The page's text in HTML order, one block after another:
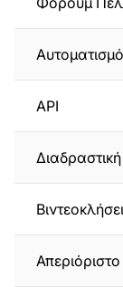
API
Απεριόριστο